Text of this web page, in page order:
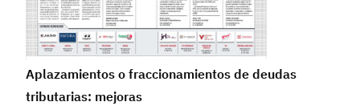
Aplazamientos o fraccionamientos de deudas
tributarias: mejoras